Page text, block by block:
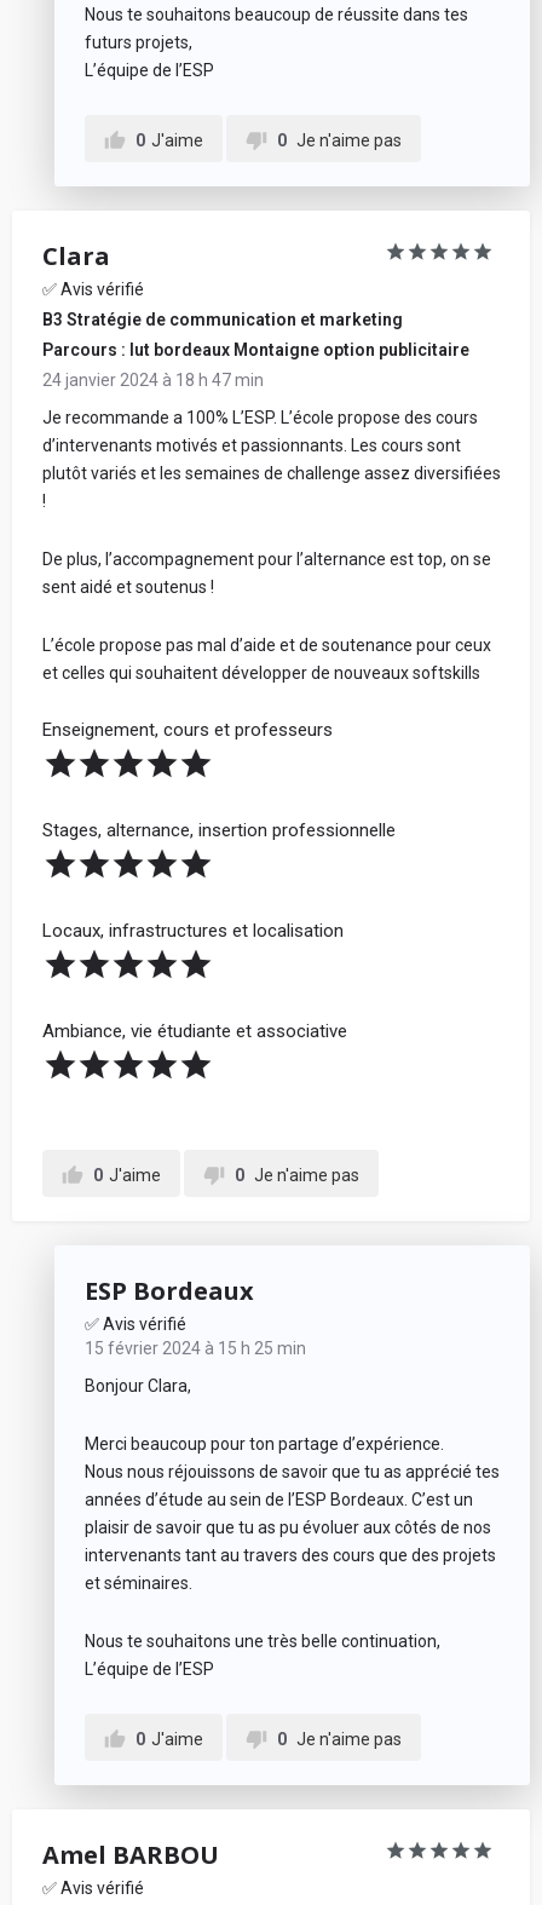
Nous te souhaitons beaucoup de réussite dans tes
futurs projets,
L’équipe de l’ESP
0 J'aime 0 Je n'aime pas
Clara
✅ Avis vérifié
B3 Stratégie de communication et marketing
Parcours : Iut bordeaux Montaigne option publicitaire
24 janvier 2024 à 18 h 47 min
Je recommande a 100% L’ESP. L’école propose des cours
d’intervenants motivés et passionnants. Les cours sont
plutôt variés et les semaines de challenge assez diversifiées
!
De plus, l’accompagnement pour l’alternance est top, on se
sent aidé et soutenus !
L’école propose pas mal d’aide et de soutenance pour ceux
et celles qui souhaitent développer de nouveaux softskills
Enseignement, cours et professeurs
Stages, alternance, insertion professionnelle
Locaux, infrastructures et localisation
Ambiance, vie étudiante et associative
0 J'aime 0 Je n'aime pas
ESP Bordeaux
✅ Avis vérifié
15 février 2024 à 15 h 25 min
Bonjour Clara,
Merci beaucoup pour ton partage d’expérience.
Nous nous réjouissons de savoir que tu as apprécié tes
années d’étude au sein de l’ESP Bordeaux. C’est un
plaisir de savoir que tu as pu évoluer aux côtés de nos
intervenants tant au travers des cours que des projets
et séminaires.
Nous te souhaitons une très belle continuation,
L’équipe de l’ESP
0 J'aime 0 Je n'aime pas
Amel BARBOU
✅ Avis vérifié